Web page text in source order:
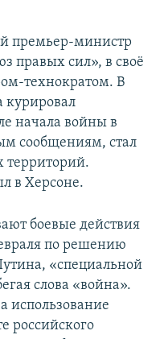
премьер-министр
правых сил», в своё
технократом. В
курировал
начала войны в
сообщениям, стал
территорий.
в Херсоне.
боевые действия
по решению
«специальной
слова «война».
использование
российского